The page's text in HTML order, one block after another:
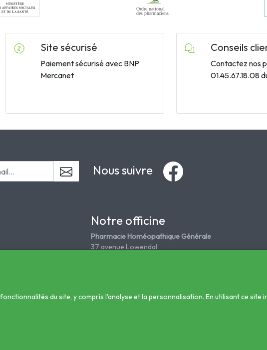
Site sécurisé
Paiement sécurisé avec BNP
Mercanet
Conseils
Contactez nos
01.45.67.18.08
Nous suivre
Notre officine
Pharmacie Homéopathique Générale
37 avenue Lowendal
du site, y compris l'analyse et la personnalisation. En utilisant ce site